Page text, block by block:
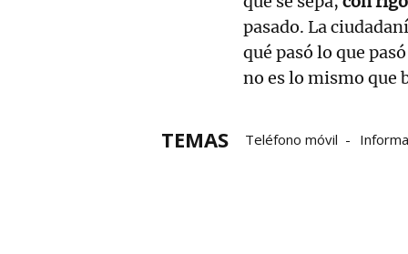
pasado. La
qué pasó lo que
no es lo mismo que
TEMAS Teléfono móvil